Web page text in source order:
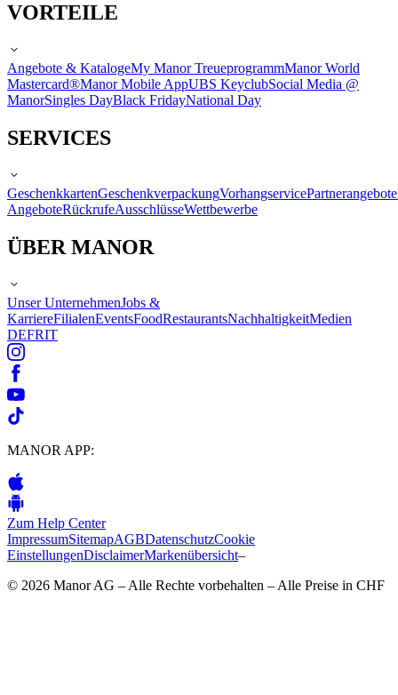
VORTEILE
Angebote & KatalogeMy Manor TreueprogrammManor World
Mastercard®Manor Mobile AppUBS KeyclubSocial Media @
ManorSingles DayBlack FridayNational Day
SERVICES
GeschenkkartenGeschenkverpackungVorhangservicePartnerangebote
AngeboteRückrufeAusschlüsseWettbewerbe
ÜBER MANOR
Unser UnternehmenJobs &
KarriereFilialenEventsFoodRestaurantsNachhaltigkeitMedien
DEFRIT
MANOR APP:
Zum Help Center
ImpressumSitemapAGBDatenschutzCookie
EinstellungenDisclaimerMarkenübersicht–
© 2026 Manor AG – Alle Rechte vorbehalten – Alle Preise in CHF